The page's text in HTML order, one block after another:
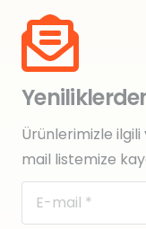
Ürünlerimizle
mail listemize